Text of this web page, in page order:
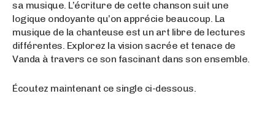
sa musique. L’écriture de cette chanson suit une
logique ondoyante qu’on apprécie beaucoup. La
musique de la chanteuse est un art libre de lectures
différentes. Explorez la vision sacrée et tenace de
Vanda à travers ce son fascinant dans son ensemble.
Écoutez maintenant ce single ci-dessous.